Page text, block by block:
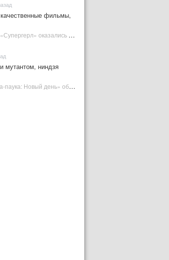
фильмы,
Итоговые сборы «Супергерл» оказались худшими для DC за два десятилетия | Plugged In Ru
мутантом, ниндзя
Сборы «Человека-паука: Новый день» обошли самый кассовый фильм DC | Plugged In Ru